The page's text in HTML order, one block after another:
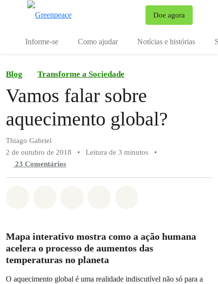
Doe agora
Informe-se Como ajudar Notícias e histórias
Blog Transforme a Sociedade
Vamos falar sobre
aquecimento global?
Thiago Gabriel
2 de outubro de 2018
• Leitura de 3 minutos
•
23 Comentários
Mapa interativo mostra como a ação humana
acelera o processo de aumentos das
temperaturas no planeta
O aquecimento global é uma realidade indiscutível não só para a